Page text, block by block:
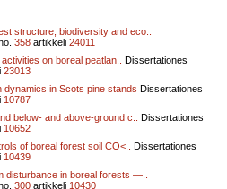
structure, biodiversity and eco..
358 artikkeli 24011
on boreal peatlan..
Dissertationes
23013
dynamics in Scots pine stands Dissertationes
10787
below- and above-ground c..
Dissertationes
10652
of boreal forest soil CO<..
Dissertationes
10439
disturbance in boreal forests —..
300 artikkeli 10430